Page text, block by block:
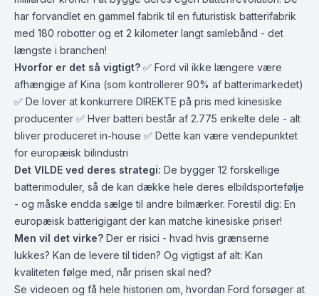
har forvandlet en gammel fabrik til en futuristisk batterifabrik
med 180 robotter og et 2 kilometer langt samlebånd - det
længste i branchen!
Hvorfor er det så vigtigt? ✅ Ford vil ikke længere være
afhængige af Kina (som kontrollerer 90% af batterimarkedet)
✅ De lover at konkurrere DIREKTE på pris med kinesiske
producenter ✅ Hver batteri består af 2.775 enkelte dele - alt
bliver produceret in-house ✅ Dette kan være vendepunktet
for europæisk bilindustri
Det VILDE ved deres strategi: De bygger 12 forskellige
batterimoduler, så de kan dække hele deres elbildsportefølje
- og måske endda sælge til andre bilmærker. Forestil dig: En
europæisk batterigigant der kan matche kinesiske priser!
Men vil det virke? Der er risici - hvad hvis grænserne
lukkes? Kan de levere til tiden? Og vigtigst af alt: Kan
kvaliteten følge med, når prisen skal ned?
Se videoen og få hele historien om, hvordan Ford forsøger at